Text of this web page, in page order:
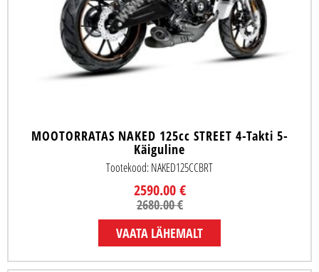
MOOTORRATAS NAKED 125cc STREET 4-Takti 5-
Käiguline
Tootekood: NAKED125CCBRT
2590.00 €
2680.00 €
VAATA LÄHEMALT